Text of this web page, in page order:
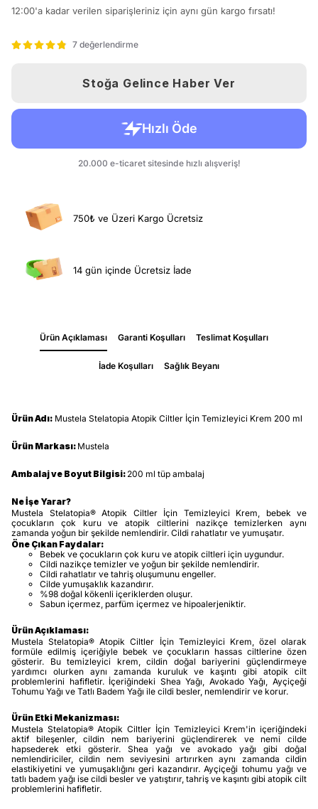
12:00'a kadar verilen siparişleriniz için aynı gün kargo fırsatı!
7 değerlendirme
Stoğa Gelince Haber Ver
750₺ ve Üzeri Kargo Ücretsiz
14 gün içinde Ücretsiz İade
Ürün Açıklaması Garanti Koşulları Teslimat Koşulları
İade Koşulları Sağlık Beyanı
Ürün Adı: Mustela Stelatopia Atopik Ciltler İçin Temizleyici Krem 200 ml
Ürün Markası: Mustela
Ambalaj ve Boyut Bilgisi: 200 ml tüp ambalaj
Ne İşe Yarar?
Mustela Stelatopia® Atopik Ciltler İçin Temizleyici Krem, bebek ve
çocukların çok kuru ve atopik ciltlerini nazikçe temizlerken aynı
zamanda yoğun bir şekilde nemlendirir. Cildi rahatlatır ve yumuşatır.
Öne Çıkan Faydalar:
Bebek ve çocukların çok kuru ve atopik ciltleri için uygundur.
Cildi nazikçe temizler ve yoğun bir şekilde nemlendirir.
Cildi rahatlatır ve tahriş oluşumunu engeller.
Cilde yumuşaklık kazandırır.
%98 doğal kökenli içeriklerden oluşur.
Sabun içermez, parfüm içermez ve hipoalerjeniktir.
Ürün Açıklaması:
Mustela Stelatopia® Atopik Ciltler İçin Temizleyici Krem, özel olarak
formüle edilmiş içeriğiyle bebek ve çocukların hassas ciltlerine özen
gösterir. Bu temizleyici krem, cildin doğal bariyerini güçlendirmeye
yardımcı olurken aynı zamanda kuruluk ve kaşıntı gibi atopik cilt
problemlerini hafifletir. İçeriğindeki Shea Yağı, Avokado Yağı, Ayçiçeği
Tohumu Yağı ve Tatlı Badem Yağı ile cildi besler, nemlendirir ve korur.
Ürün Etki Mekanizması:
Mustela Stelatopia® Atopik Ciltler İçin Temizleyici Krem'in içeriğindeki
aktif bileşenler, cildin nem bariyerini güçlendirerek ve nemi cilde
hapsederek etki gösterir. Shea yağı ve avokado yağı gibi doğal
nemlendiriciler, cildin nem seviyesini artırırken aynı zamanda cildin
elastikiyetini ve yumuşaklığını geri kazandırır. Ayçiçeği tohumu yağı ve
tatlı badem yağı ise cildi besler ve yatıştırır, tahriş ve kaşıntı gibi atopik cilt
problemlerini hafifletir.